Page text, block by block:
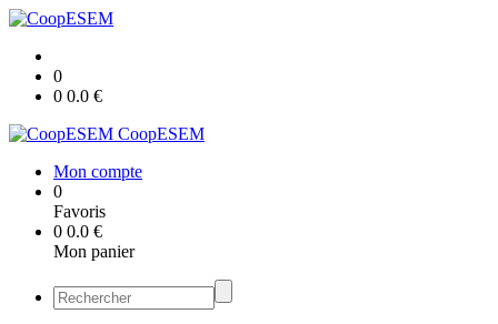
0
0 0.0 €
CoopESEM
Mon compte
0
Favoris
0 0.0 €
Mon panier